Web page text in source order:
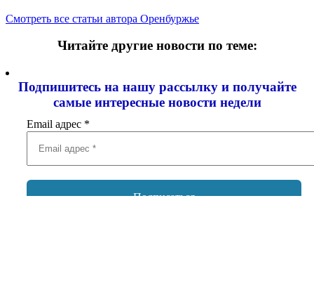
Смотреть все статьи автора Оренбуржье
Читайте другие новости по теме:
Подпишитесь на нашу рассылку и получайте
самые интересные новости недели
Email адрес *